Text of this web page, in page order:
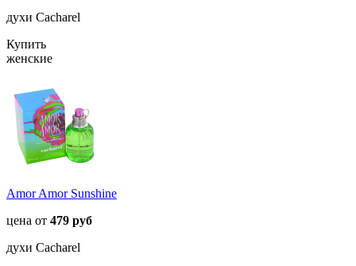
духи Cacharel
Купить
женские
Amor Amor Sunshine
цена от 479 руб
духи Cacharel